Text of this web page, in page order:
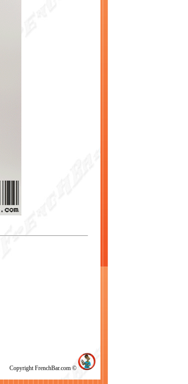
Copyright FrenchBar.com ©